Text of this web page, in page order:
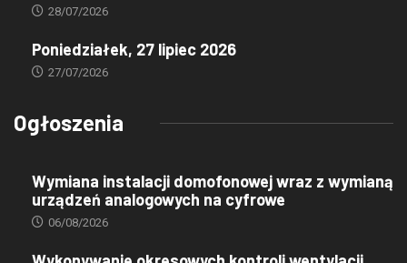
28/07/2026
Poniedziałek, 27 lipiec 2026
27/07/2026
Ogłoszenia
Wymiana instalacji domofonowej wraz z wymianą
urządzeń analogowych na cyfrowe
06/08/2026